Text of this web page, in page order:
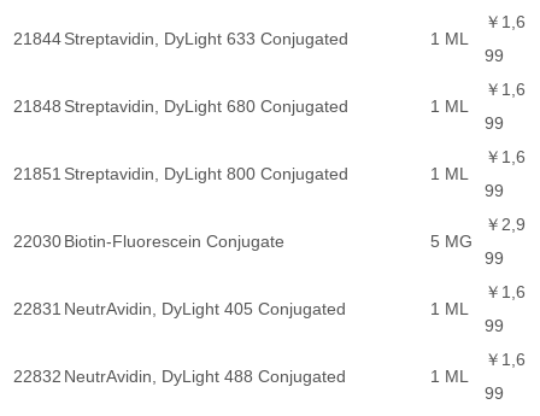
21844Streptavidin, DyLight 633 Conjugated 1 ML
￥1,6
99
21848 Streptavidin, DyLight 680 Conjugated 1 ML
￥1,6
99
21851 Streptavidin, DyLight 800 Conjugated 1 ML
￥1,6
99
22030Biotin-Fluorescein Conjugate 5 MG
￥2,9
99
22831 NeutrAvidin, DyLight 405 Conjugated 1 ML
￥1,6
99
22832 NeutrAvidin, DyLight 488 Conjugated 1 ML
￥1,6
99